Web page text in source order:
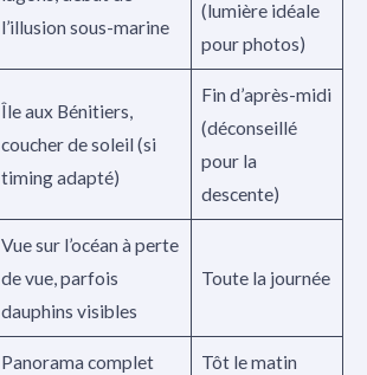
l’illusion sous-marine
(lumière idéale
pour photos)
Île aux Bénitiers,
coucher de soleil (si
timing adapté)
Fin d’après-midi
(déconseillé
pour la
descente)
Vue sur l’océan à perte
de vue, parfois
dauphins visibles
Toute la journée
Panorama complet
Tôt le matin